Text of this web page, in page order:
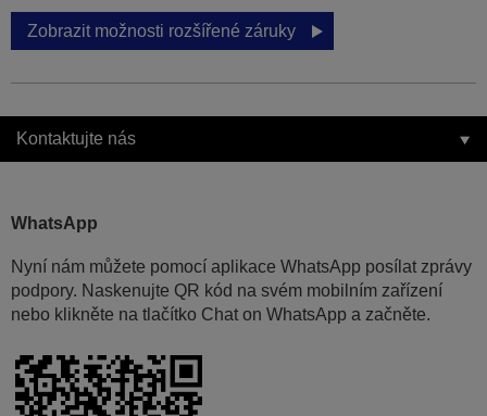
Zobrazit možnosti rozšířené záruky
Kontaktujte nás
WhatsApp
Nyní nám můžete pomocí aplikace WhatsApp posílat zprávy
podpory. Naskenujte QR kód na svém mobilním zařízení
nebo klikněte na tlačítko Chat on WhatsApp a začněte.